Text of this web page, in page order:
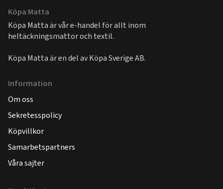
Köpa Matta
Köpa Matta är vår e-handel för allt inom
heltäckningsmattor och textil.
Köpa Matta är en del avKöpa Sverige AB.
Information
Om oss
Sekretesspolicy
Köpvillkor
Samarbetspartners
Våra sajter